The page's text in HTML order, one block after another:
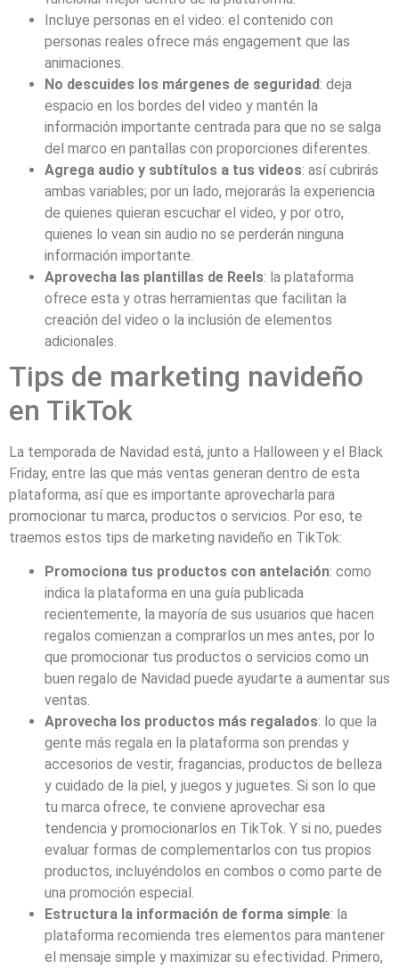
Incluye personas en el video: el contenido con
personas reales ofrece más engagement que las
animaciones.
No descuides los márgenes de seguridad: deja
espacio en los bordes del video y mantén la
información importante centrada para que no se salga
del marco en pantallas con proporciones diferentes.
Agrega audio y subtítulos a tus videos: así cubrirás
ambas variables; por un lado, mejorarás la experiencia
de quienes quieran escuchar el video, y por otro,
quienes lo vean sin audio no se perderán ninguna
información importante.
Aprovecha las plantillas de Reels: la plataforma
ofrece esta y otras herramientas que facilitan la
creación del video o la inclusión de elementos
adicionales.
Tips de marketing navideño
en TikTok
La temporada de Navidad está, junto a Halloween y el Black
Friday, entre las que más ventas generan dentro de esta
plataforma, así que es importante aprovecharla para
promocionar tu marca, productos o servicios. Por eso, te
traemos estos tips de marketing navideño en TikTok:
Promociona tus productos con antelación: como
indica la plataforma en una guía publicada
recientemente, la mayoría de sus usuarios que hacen
regalos comienzan a comprarlos un mes antes, por lo
que promocionar tus productos o servicios como un
buen regalo de Navidad puede ayudarte a aumentar sus
ventas.
Aprovecha los productos más regalados: lo que la
gente más regala en la plataforma son prendas y
accesorios de vestir, fragancias, productos de belleza
y cuidado de la piel, y juegos y juguetes. Si son lo que
tu marca ofrece, te conviene aprovechar esa
tendencia y promocionarlos en TikTok. Y si no, puedes
evaluar formas de complementarlos con tus propios
productos, incluyéndolos en combos o como parte de
una promoción especial.
Estructura la información de forma simple: la
plataforma recomienda tres elementos para mantener
el mensaje simple y maximizar su efectividad. Primero,